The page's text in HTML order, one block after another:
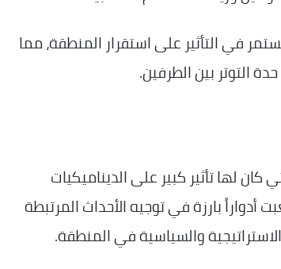
في التأثير على استقرار المنطقة، مما
التوتر بين الطرفين.
كان لها تأثير كبير على الديناميكيات
أدواراً بارزة في توجيه الأحداث المرتبطة
والسياسية في المنطقة.